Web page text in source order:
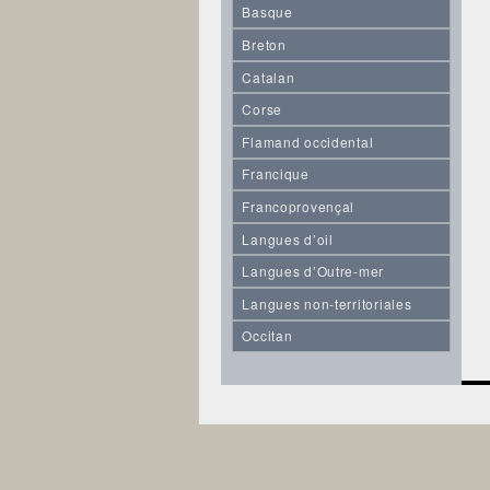
Basque
Breton
Catalan
Corse
Flamand occidental
Francique
Francoprovençal
Langues d’oil
Langues d’Outre-mer
Langues non-territoriales
Occitan